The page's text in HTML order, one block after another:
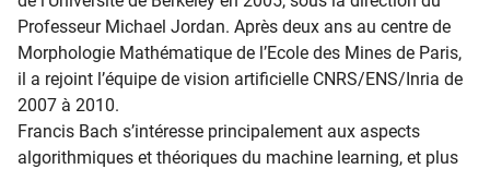
Professeur Michael Jordan. Après deux ans au centre de
Morphologie Mathématique de l’Ecole des Mines de Paris,
il a rejoint l’équipe de vision artificielle CNRS/ENS/Inria de
2007 à 2010.
Francis Bach s’intéresse principalement aux aspects
algorithmiques et théoriques du machine learning, et plus